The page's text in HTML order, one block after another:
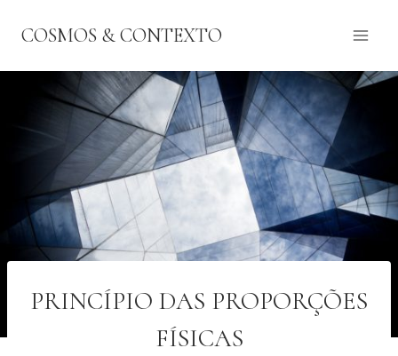
paraCOSMOS & CONTEXTO
PRINCÍPIO DAS PROPORÇÕES
FÍSICAS